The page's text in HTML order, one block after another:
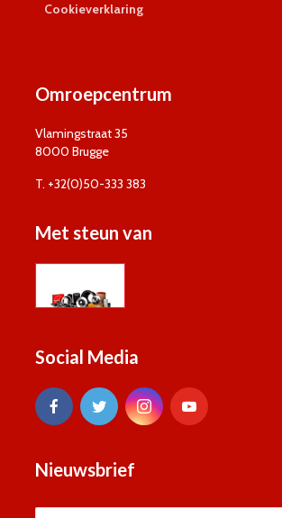
Cookieverklaring
Omroepcentrum
Vlamingstraat 35
8000 Brugge
T. +32(0)50-333 383
Met steun van
Social Media
Nieuwsbrief